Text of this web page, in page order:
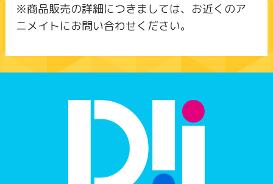
※商品販売の詳細につきましては、お近くのア
ニメイトにお問い合わせください。